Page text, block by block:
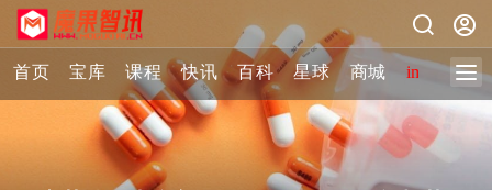
首页 宝库 课程 快讯 百科 星球 商城 image-2